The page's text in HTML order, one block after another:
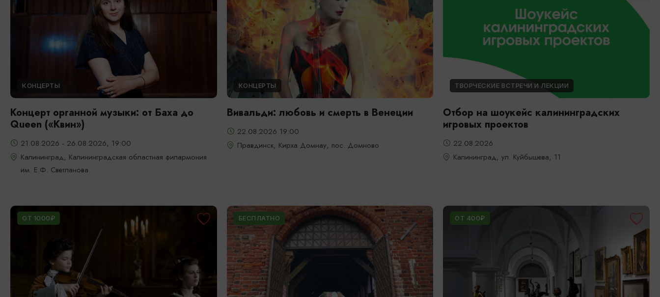
КОНЦЕРТЫ
Концерт органной музыки: от Баха до
Queen («Квин»)
21.08.2026 - 26.08.2026, 19:00
Калининград, Калининградская областная филармония
им. Е.Ф. Светланова
КОНЦЕРТЫ
Вивальди: любовь и смерть в Венеции
22.08.2026 19:00
Правдинск, Кирха Домнау, пос. Домново
ТВОРЧЕСКИЕ ВСТРЕЧИ И ЛЕКЦИИ
Отбор на шоукейс калининградских
игровых проектов
22.08.2026
Калининград, ул. Куйбышева, 11
ОТ 1000₽ БЕСПЛАТНО ОТ 400₽